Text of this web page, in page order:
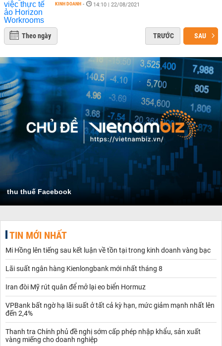
KINH DOANH - 14:10 | 22/08/2021
Theo ngày TRƯỚC SAU
thu thuế Facebook
TIN MỚI NHẤT
Mi Hồng lên tiếng sau kết luận về tồn tại trong kinh doanh vàng bạc
Lãi suất ngân hàng Kienlongbank mới nhất tháng 8
Iran đòi Mỹ rút quân để mở lại eo biển Hormuz
VPBank bất ngờ hạ lãi suất ở tất cả kỳ hạn, mức giảm mạnh nhất lên
đến 2,4%
Thanh tra Chính phủ đề nghị sớm cấp phép nhập khẩu, sản xuất
vàng miếng cho doanh nghiệp